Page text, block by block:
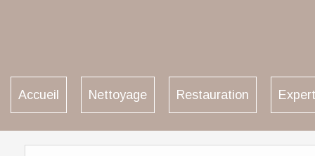
Accueil Nettoyage Restauration